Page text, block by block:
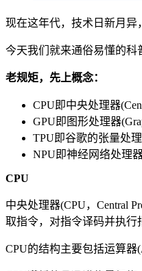
现在这年代，技术日新月异
今天我们就来通俗易懂的科
老规矩，先上概念：
CPU即中央处理器
GPU即图形处理器
TPU即谷歌的张量处理
NPU即神经网络处理器
CPU
中央处理器(CPU，Central
取指令，对指令译码并执行
CPU的结构主要包括运算器